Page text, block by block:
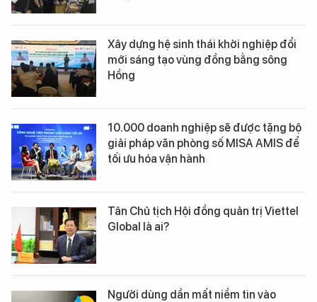
Xây dựng hệ sinh thái khởi nghiệp đổi
mới sáng tạo vùng đồng bằng sông
Hồng
10.000 doanh nghiệp sẽ được tặng bộ
giải pháp văn phòng số MISA AMIS để
tối ưu hóa vận hành
Tân Chủ tịch Hội đồng quản trị Viettel
Global là ai?
Người dùng dần mất niềm tin vào